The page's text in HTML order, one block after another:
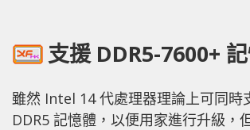
支援 DDR5-7600+
雖然 Intel 14 代處理器理論上可同時
DDR5 記憶體，以便用家進行升級，